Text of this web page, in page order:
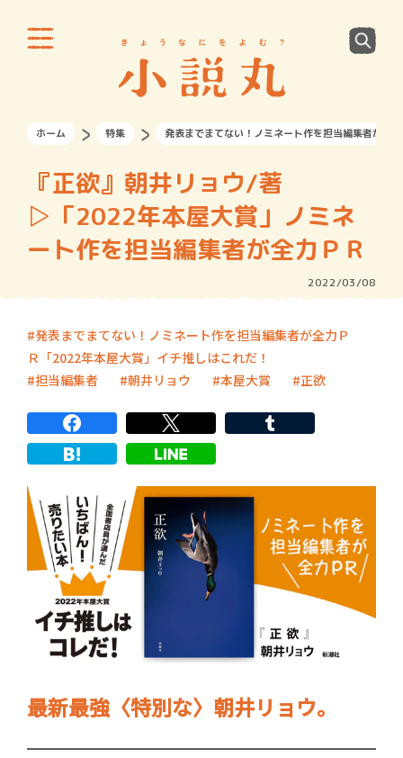
ホーム 特集 発表までまてない！ノミネート作を担当編集者が全
『正欲』朝井リョウ/著
▷「2022年本屋大賞」ノミネ
ート作を担当編集者が全力ＰＲ
2022/03/08
発表までまてない！ノミネート作を担当編集者が全力Ｐ
Ｒ「2022年本屋大賞」イチ推しはこれだ！
担当編集者
朝井リョウ 本屋大賞 正欲
最新最強〈特別な〉朝井リョウ。